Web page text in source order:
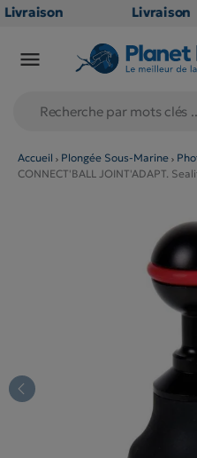
point
Livraison
en point
79€
(hors
produits
volumineux
: non
éligibles)

Accueil Plongée Sous-Marine
CONNECT'BALL JOINT'ADAPT.